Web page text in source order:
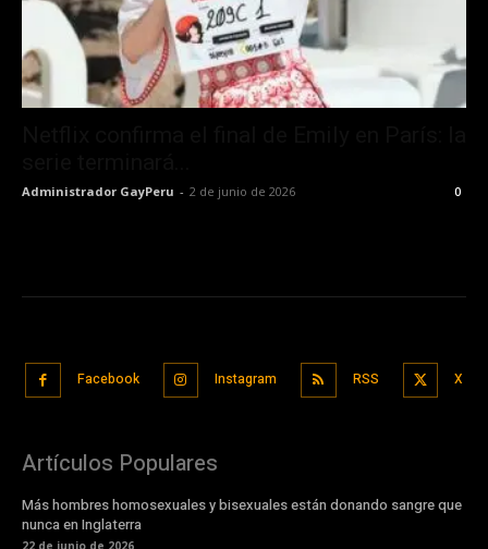
Administrador GayPeru - 2 de junio de 2026 0
Facebook Instagram RSS X
Artículos Populares
Más hombres homosexuales y bisexuales están donando sangre que
nunca en Inglaterra